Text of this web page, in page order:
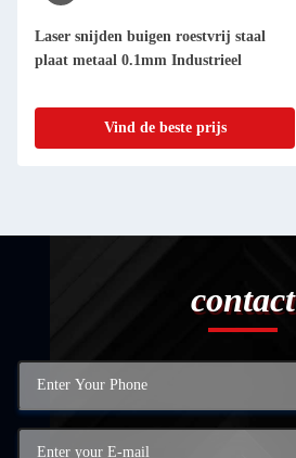
Laser snijden buigen roestvrij staal
plaat metaal 0.1mm Industrieel
Vind de beste prijs
contact